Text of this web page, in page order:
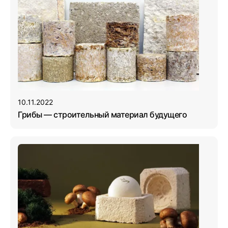
10.11.2022
Грибы — строительный материал будущего